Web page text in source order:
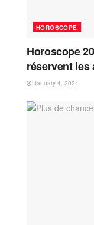
HOROSCOPE
Horoscope
réservent les
January 4, 2024